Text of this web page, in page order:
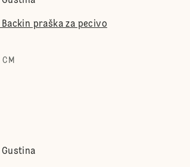
praška za pecivo